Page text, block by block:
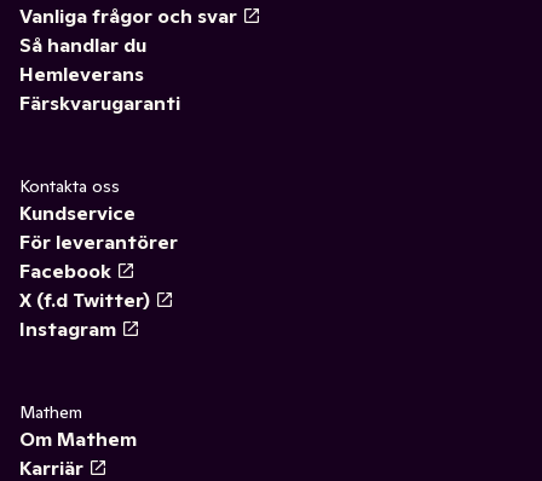
Vanliga frågor och svar
Så handlar du
Hemleverans
Färskvarugaranti
Kontakta oss
Kundservice
För leverantörer
Facebook
X (f.d Twitter)
Instagram
Mathem
Om Mathem
Karriär